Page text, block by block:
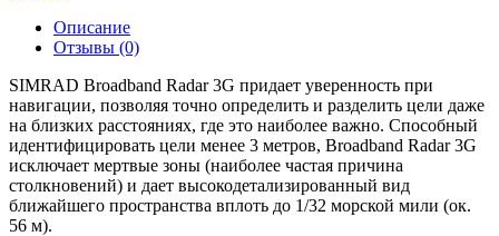
Описание
Отзывы (0)
SIMRAD Broadband Radar 3G придает уверенность при
навигации, позволяя точно определить и разделить цели даже
на близких расстояниях, где это наиболее важно. Способный
идентифицировать цели менее 3 метров, Broadband Radar 3G
исключает мертвые зоны (наиболее частая причина
столкновений) и дает высокодетализированный вид
ближайшего пространства вплоть до 1/32 морской мили (ок.
56 м).